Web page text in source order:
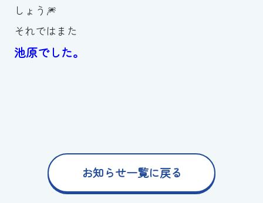
しょう🎆
それではまた
池原でした。
お知らせ一覧に戻る